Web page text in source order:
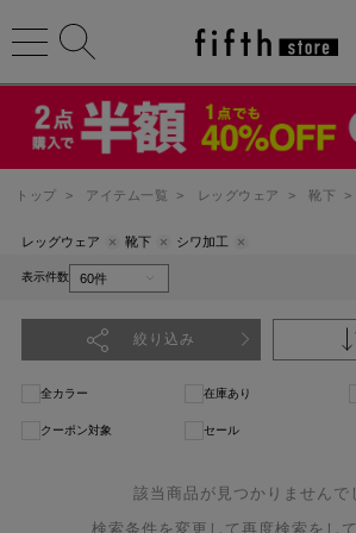
トップ > アイテム一覧 > レッグウェア > 靴下 >
レッグウェア 靴下 シワ加工
表示件数
絞り込み
全カラー 在庫あり
クーポン対象 セール
該当商品が見つかりませんで
検索条件を変更して再度検索をして